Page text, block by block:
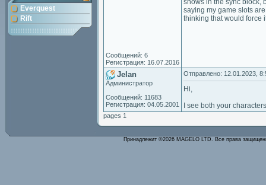
Everquest
Rift
Сообщений: 6
Регистрация: 16.07.2016
shows in the sync block,
saying my game slots
thinking that would force
Jelan
Администратор
Сообщений: 11683
Регистрация: 04.05.2001
Отправлено: 12.01.2023,
Hi,
I see both your
pages 1
Принадлежит ©2026 MAGELO LTD. Все права